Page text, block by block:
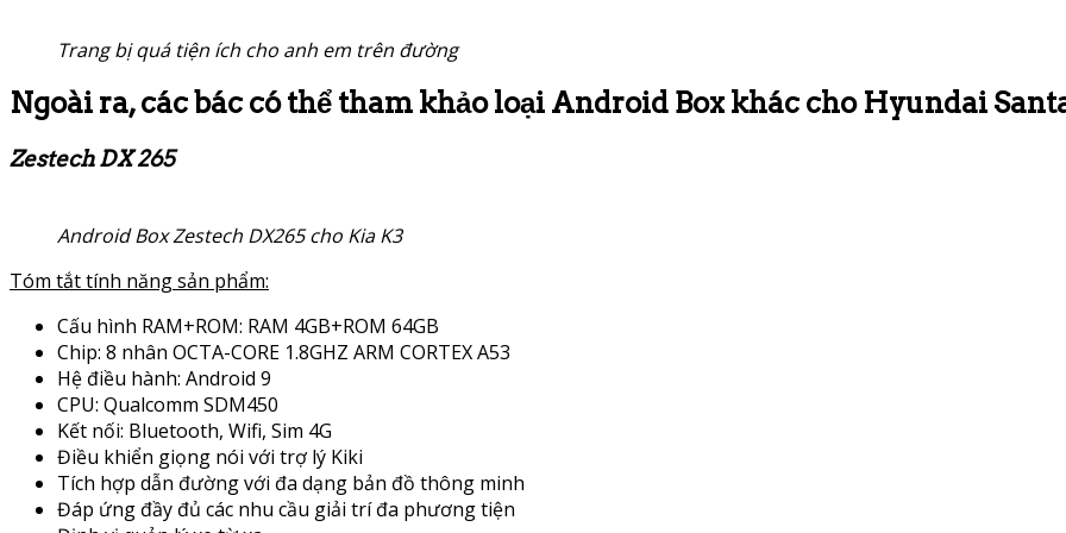
Trang bị quá tiện ích cho anh em trên đường
Ngoài ra, các bác có thể tham khảo loại Android Box khác cho Hyundai
Zestech DX 265
Android Box Zestech DX265 cho Kia K3
Tóm tắt tính năng sản phẩm:
Cấu hình RAM+ROM: RAM 4GB+ROM 64GB
Chip: 8 nhân OCTA-CORE 1.8GHZ ARM CORTEX A53
Hệ điều hành: Android 9
CPU: Qualcomm SDM450
Kết nối: Bluetooth, Wifi, Sim 4G
Điều khiển giọng nói với trợ lý Kiki
Tích hợp dẫn đường với đa dạng bản đồ thông minh
Đáp ứng đầy đủ các nhu cầu giải trí đa phương tiện